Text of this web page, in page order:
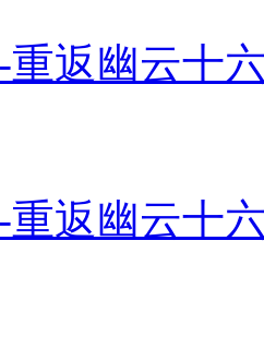
重返幽云十
重返幽云十